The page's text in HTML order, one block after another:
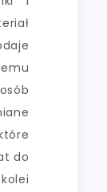
do